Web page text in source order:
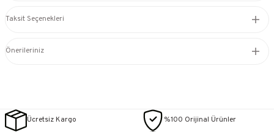
Taksit Seçenekleri
Önerileriniz
Ücretsiz Kargo %100 Orijinal Ürünler